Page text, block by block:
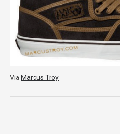
Via Marcus Troy